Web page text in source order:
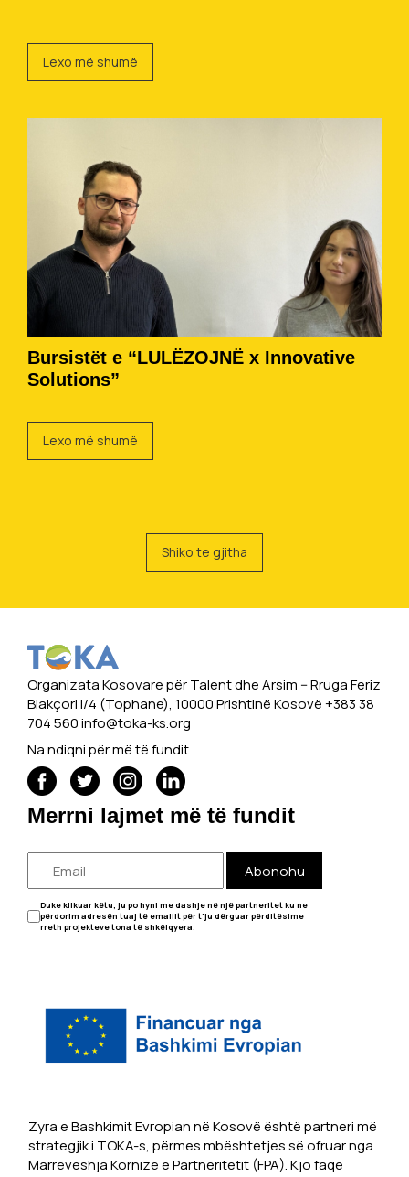
Lexo më shumë
Bursistët e “LULËZOJNË x Innovative
Solutions”
Lexo më shumë
Shiko te gjitha
Organizata Kosovare për Talent dhe Arsim -- Rruga Feriz
Blakçori I/4 (Tophane), 10000 Prishtinë Kosovë +383 38
704 560info@toka-ks.org
Na ndiqni për më të fundit
Merrni lajmet më të fundit
Abonohu
Duke klikuar këtu, ju po hyni me dashje në një partneritet ku ne
përdorim adresën tuaj të emailit për t'ju dërguar përditësime
rreth projekteve tona të shkëlqyera.
Zyra e Bashkimit Evropian në Kosovë është partneri më
strategjik i TOKA-s, përmes mbështetjes së ofruar nga
Marrëveshja Kornizë e Partneritetit (FPA). Kjo faqe